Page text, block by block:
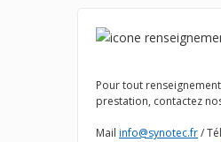
Pour tout
prestation, contactez
Mail info@synotec.fr/ Tél